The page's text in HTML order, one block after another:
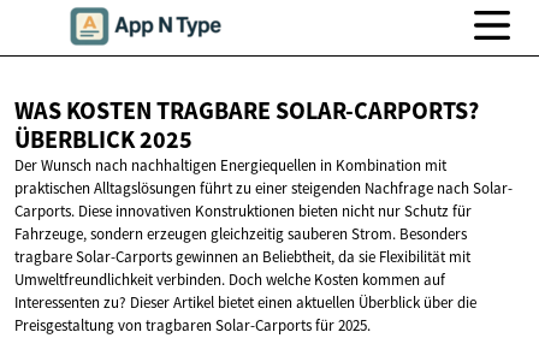
WAS KOSTEN TRAGBARE SOLAR-CARPORTS?
ÜBERBLICK 2025
Der Wunsch nach nachhaltigen Energiequellen in Kombination mit
praktischen Alltagslösungen führt zu einer steigenden Nachfrage nach Solar-
Carports. Diese innovativen Konstruktionen bieten nicht nur Schutz für
Fahrzeuge, sondern erzeugen gleichzeitig sauberen Strom. Besonders
tragbare Solar-Carports gewinnen an Beliebtheit, da sie Flexibilität mit
Umweltfreundlichkeit verbinden. Doch welche Kosten kommen auf
Interessenten zu? Dieser Artikel bietet einen aktuellen Überblick über die
Preisgestaltung von tragbaren Solar-Carports für 2025.